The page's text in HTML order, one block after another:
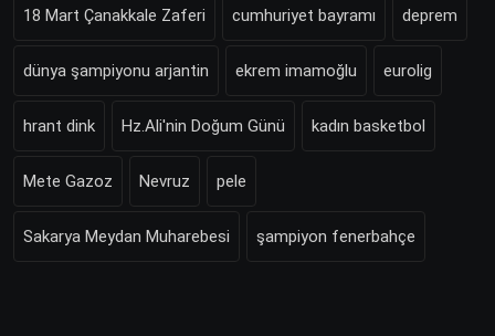
18 Mart Çanakkale Zaferi cumhuriyet bayramı deprem
dünya şampiyonu arjantin ekrem imamoğlu eurolig
hrant dink Hz.Ali'nin Doğum Günü kadın basketbol
Mete Gazoz Nevruz pele
Sakarya Meydan Muharebesi şampiyon fenerbahçe